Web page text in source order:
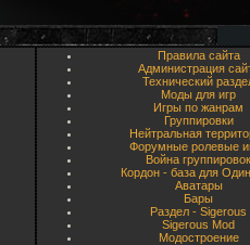
Правила сайта
Администрация
Технический
Моды для игр
Игры по жанрам
Группировки
Нейтральная
Форумные ролевые
Война группировок
Кордон - база для
Аватары
Бары
Раздел - Sigerous
Sigerous Mod
Модостроение